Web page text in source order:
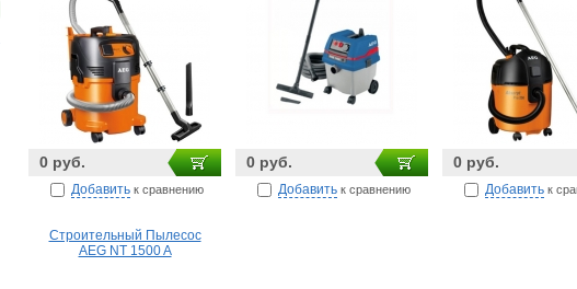
0 руб.
Добавить к сравнению
0 руб.
Добавить к сравнению
0 руб.
Добавить к
Строительный Пылесос
AEG NT 1500 A